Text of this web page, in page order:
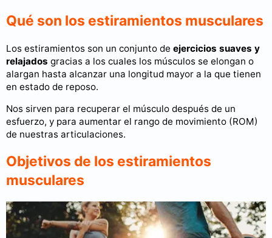
Qué son los estiramientos musculares
Los estiramientos son un conjunto de ejercicios suaves y
relajados gracias a los cuales los músculos se elongan o
alargan hasta alcanzar una longitud mayor a la que tienen
en estado de reposo.
Nos sirven para recuperar el músculo después de un
esfuerzo, y para aumentar el rango de movimiento (ROM)
de nuestras articulaciones.
Objetivos de los estiramientos
musculares